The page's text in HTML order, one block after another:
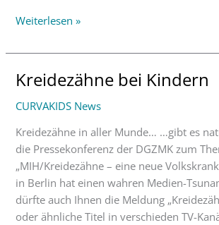
Weiterlesen »
Kreidezähne bei Kindern
CURVAKIDS News
Kreidezähne in aller Munde… …gibt es
die Pressekonferenz der DGZMK zum
„MIH/Kreidezähne – eine neue
in Berlin hat einen wahren Medien-
dürfte auch Ihnen die Meldung
oder ähnliche Titel in verschieden TV-
Kreidezähne
Kindern